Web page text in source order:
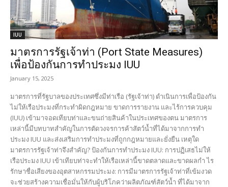
IUU
มาตรการรัฐเจ้าท่า (Port State Measures)
เพื่อป้องกันการทำประมง IUU
January 15, 2025
มาตรการที่รัฐบาลของประเทศซึ่งมีท่าเรือ (รัฐเจ้าท่า) ดำเนินการเพื่อป้องกัน
ไม่ให้เรือประมงที่กระทำผิดกฎหมาย ขาดการรายงาน และไร้การควบคุม
(IUU) เข้ามาจอดเทียบท่าและขนถ่ายสินค้าในประเทศของตน มาตรการ
เหล่านี้มีบทบาทสำคัญในการตัดวงจรการค้าสัตว์น้ำที่ได้มาจากการทำ
ประมง IUU และส่งเสริมการทำประมงที่ถูกกฎหมายและยั่งยืน เหตุใด
มาตรการรัฐเจ้าท่าจึงสำคัญ? ป้องกันการทำประมง IUU: การปฏิเสธไม่ให้
เรือประมง IUU เข้าเทียบท่าจะทำให้เรือเหล่านี้ขาดตลาดและขาดผลกำ ไร
รักษาชื่อเสียงของอุตสาหกรรมประมง: การมีมาตรการรัฐเจ้าท่าที่เข้มงวด
จะช่วยสร้างความเชื่อมั่นให้กับผู้บริโภคว่าผลิตภัณฑ์สัตว์น้ำ ที่ได้มาจาก